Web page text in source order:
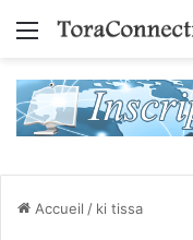
Menu
Accueil / ki tissa